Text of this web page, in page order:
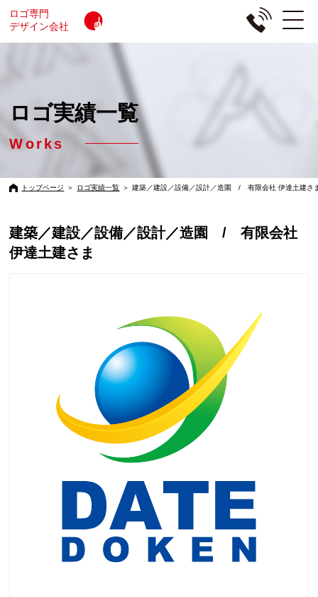
ロゴ専門
デザイン会社
ロゴ実績一覧
Works
トップページ ＞ ロゴ実績一覧 ＞ 建築／建設／設備／設計／造園 / 有限会社 伊達土建さ
建築／建設／設備／設計／造園 / 有限会社
伊達土建さま